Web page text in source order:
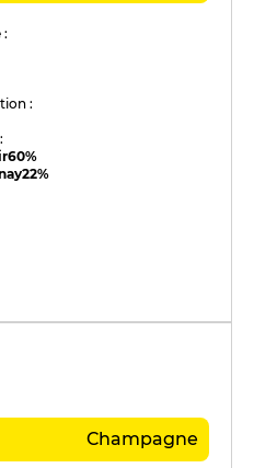
:
:
60%
22%
Champagne